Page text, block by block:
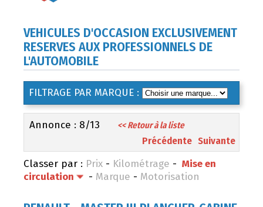
VEHICULES D'OCCASION EXCLUSIVEMENT
RESERVES AUX PROFESSIONNELS DE
L'AUTOMOBILE
FILTRAGE PAR MARQUE :
Annonce : 8/13 << Retour à la liste
Précédente Suivante
Classer par : Prix - Kilométrage - Mise en
circulation
- Marque - Motorisation